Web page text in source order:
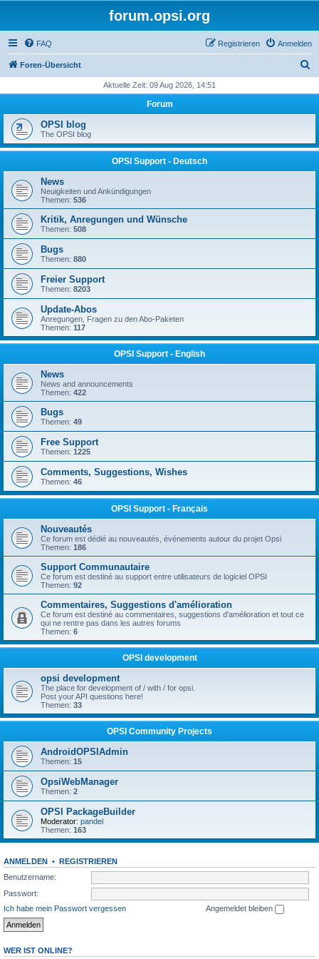
forum.opsi.org
FAQ Anmelden
Registrieren
Foren-Übersicht
h
Aktuelle Zeit: 09 Aug 2026, 14:51
Forum
OPSI blog
The OPSI blog
OPSI Support - Deutsch
News
Neuigkeiten und Ankündigungen
Themen: 536
Kritik, Anregungen und Wünsche
Themen: 508
Bugs
Themen: 880
Freier Support
Themen: 8203
Update-Abos
Anregungen, Fragen zu den Abo-Paketen
Themen: 117
OPSI Support - English
News
News and announcements
Themen: 422
Bugs
Themen: 49
Free Support
Themen: 1225
Comments, Suggestions, Wishes
Themen: 46
OPSI Support - Français
Nouveautés
Ce forum est dédié au nouveautés, événements autour du projet Opsi
Themen: 186
Support Communautaire
Ce forum est destiné au support entre utilisateurs de logiciel OPSI
Themen: 92
Commentaires, Suggestions d'amélioration
Ce forum est destiné au commentaires, suggestions d'amélioration et tout ce
qui ne rentre pas dans les autres forums
Themen: 6
OPSI development
opsi development
The place for development of / with / for opsi.
Post your API questions here!
Themen: 33
OPSI Community Projects
AndroidOPSIAdmin
Themen: 15
OpsiWebManager
Themen: 2
OPSI PackageBuilder
Moderator: pandel
Themen: 163
ANMELDEN • REGISTRIEREN
Benutzername:
Passwort:
Ich habe mein Passwort vergessen
Angemeldet bleiben
WER IST ONLINE?